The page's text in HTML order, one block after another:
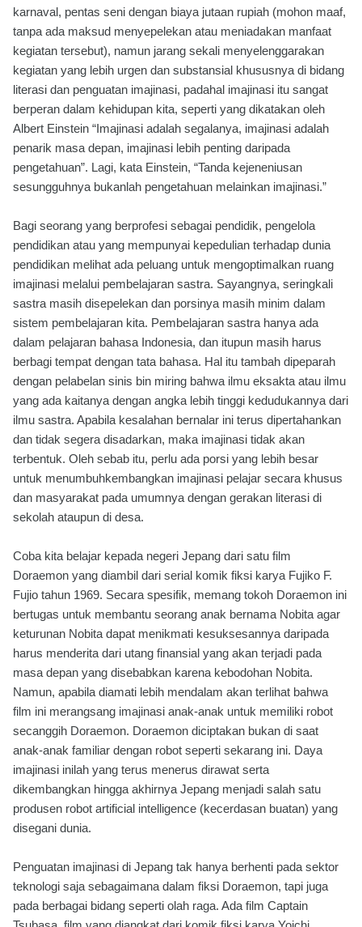
karnaval, pentas seni dengan biaya jutaan rupiah (mohon maaf,
tanpa ada maksud menyepelekan atau meniadakan manfaat
kegiatan tersebut), namun jarang sekali menyelenggarakan
kegiatan yang lebih urgen dan substansial khususnya di bidang
literasi dan penguatan imajinasi, padahal imajinasi itu sangat
berperan dalam kehidupan kita, seperti yang dikatakan oleh
Albert Einstein “Imajinasi adalah segalanya, imajinasi adalah
penarik masa depan, imajinasi lebih penting daripada
pengetahuan”. Lagi, kata Einstein, “Tanda kejeneniusan
sesungguhnya bukanlah pengetahuan melainkan imajinasi.”
Bagi seorang yang berprofesi sebagai pendidik, pengelola
pendidikan atau yang mempunyai kepedulian terhadap dunia
pendidikan melihat ada peluang untuk mengoptimalkan ruang
imajinasi melalui pembelajaran sastra. Sayangnya, seringkali
sastra masih disepelekan dan porsinya masih minim dalam
sistem pembelajaran kita. Pembelajaran sastra hanya ada
dalam pelajaran bahasa Indonesia, dan itupun masih harus
berbagi tempat dengan tata bahasa. Hal itu tambah dipeparah
dengan pelabelan sinis bin miring bahwa ilmu eksakta atau ilmu
yang ada kaitanya dengan angka lebih tinggi kedudukannya dari
ilmu sastra. Apabila kesalahan bernalar ini terus dipertahankan
dan tidak segera disadarkan, maka imajinasi tidak akan
terbentuk. Oleh sebab itu, perlu ada porsi yang lebih besar
untuk menumbuhkembangkan imajinasi pelajar secara khusus
dan masyarakat pada umumnya dengan gerakan literasi di
sekolah ataupun di desa.
Coba kita belajar kepada negeri Jepang dari satu film
Doraemon yang diambil dari serial komik fiksi karya Fujiko F.
Fujio tahun 1969. Secara spesifik, memang tokoh Doraemon ini
bertugas untuk membantu seorang anak bernama Nobita agar
keturunan Nobita dapat menikmati kesuksesannya daripada
harus menderita dari utang finansial yang akan terjadi pada
masa depan yang disebabkan karena kebodohan Nobita.
Namun, apabila diamati lebih mendalam akan terlihat bahwa
film ini merangsang imajinasi anak-anak untuk memiliki robot
secanggih Doraemon. Doraemon diciptakan bukan di saat
anak-anak familiar dengan robot seperti sekarang ini. Daya
imajinasi inilah yang terus menerus dirawat serta
dikembangkan hingga akhirnya Jepang menjadi salah satu
produsen robot artificial intelligence (kecerdasan buatan) yang
disegani dunia.
Penguatan imajinasi di Jepang tak hanya berhenti pada sektor
teknologi saja sebagaimana dalam fiksi Doraemon, tapi juga
pada berbagai bidang seperti olah raga. Ada film Captain